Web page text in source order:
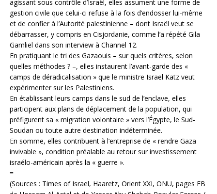
agissant sous contrôle d’Israël, elles assument une forme de
gestion civile que celui-ci refuse à la fois d’endosser lui-même
et de confier à l’Autorité palestinienne – dont Israël veut se
débarrasser, y compris en Cisjordanie, comme l’a répété Gila
Gamliel dans son interview à Channel 12.
En pratiquant le tri des Gazaouis – sur quels critères, selon
quelles méthodes ? –, elles instaurent l’avant-garde des «
camps de déradicalisation » que le ministre Israel Katz veut
expérimenter sur les Palestiniens.
En établissant leurs camps dans le sud de l’enclave, elles
participent aux plans de déplacement de la population, qui
préfigurent sa « migration volontaire » vers l’Égypte, le Sud-
Soudan ou toute autre destination indéterminée.
En somme, elles contribuent à l’entreprise de « rendre Gaza
invivable », condition préalable au retour sur investissement
israélo-américain après la « guerre ».
=
(Sources : Times of Israel, Haaretz, Orient XXI, ONU, pages FB